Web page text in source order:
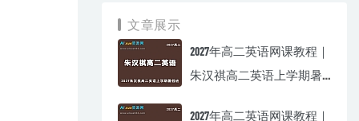
文章展示
2027年高二英语网课教程｜
朱汉祺高二英语上学期暑
2027年高二英语网课教程｜